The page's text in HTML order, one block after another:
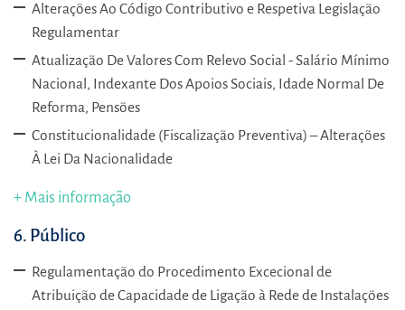
Alterações Ao Código Contributivo e Respetiva Legislação
Regulamentar
Atualização De Valores Com Relevo Social - Salário Mínimo
Nacional, Indexante Dos Apoios Sociais, Idade Normal De
Reforma, Pensões
Constitucionalidade (Fiscalização Preventiva) – Alterações
À Lei Da Nacionalidade
+ Mais informação
6. Público
Regulamentação do Procedimento Excecional de
Atribuição de Capacidade de Ligação à Rede de Instalações